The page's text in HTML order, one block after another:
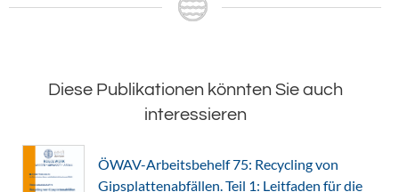
Diese Publikationen könnten Sie auch
interessieren
ÖWAV-Arbeitsbehelf 75: Recycling von
Gipsplattenabfällen. Teil 1: Leitfaden für die